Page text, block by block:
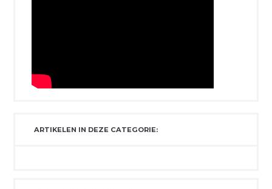
ARTIKELEN IN DEZE CATEGORIE: